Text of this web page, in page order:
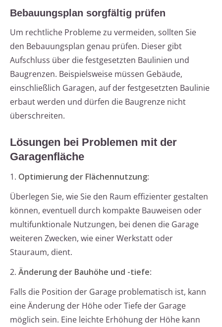
Bebauungsplan sorgfältig prüfen
Um rechtliche Probleme zu vermeiden, sollten Sie
den Bebauungsplan genau prüfen. Dieser gibt
Aufschluss über die festgesetzten Baulinien und
Baugrenzen. Beispielsweise müssen Gebäude,
einschließlich Garagen, auf der festgesetzten Baulinie
erbaut werden und dürfen die Baugrenze nicht
überschreiten.
Lösungen bei Problemen mit der
Garagenfläche
1. Optimierung der Flächennutzung:
Überlegen Sie, wie Sie den Raum effizienter gestalten
können, eventuell durch kompakte Bauweisen oder
multifunktionale Nutzungen, bei denen die Garage
weiteren Zwecken, wie einer Werkstatt oder
Stauraum, dient.
2. Änderung der Bauhöhe und -tiefe:
Falls die Position der Garage problematisch ist, kann
eine Änderung der Höhe oder Tiefe der Garage
möglich sein. Eine leichte Erhöhung der Höhe kann